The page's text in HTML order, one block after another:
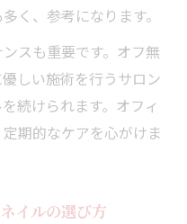
く、参考になります。
スも重要です。オフ無
しい施術を行うサロン
続けられます。オフィ
期的なケアを心がけま
イルの選び方